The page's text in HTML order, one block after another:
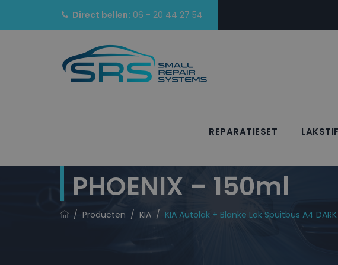
Direct bellen: 06 - 20 44 27 54
REPARATIESET
KIA Autolak +
PHOENIX – 150ml
/ Producten / KIA / KIA Autolak + Blanke Lak Spuitbus A4 DARK